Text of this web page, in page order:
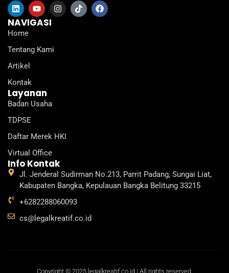
L
i
n
k
e
i
n
Y
o
u
t
b
e
I
n
s
T
i
k
F
a
c
NAVIGASI
Home
Tentang Kami
Artikel
Kontak
Layanan
Badan Usaha
TDPSE
Daftar Merek HKI
Virtual Office
Info Kontak
Jl. Jenderal Sudirman No.213, Parrit Padang, Sungai Liat,
Kabupaten Bangka, Kepulauan Bangka Belitung 33215
+6282288060093
cs@legalkreatif.co.id
Copyright © 2025 legalkreatif.co.id | All rights reserved.